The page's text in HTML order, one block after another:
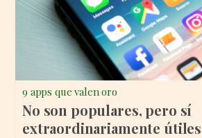
9 apps que valen oro
No son populares, pero sí
extraordinariamente útiles